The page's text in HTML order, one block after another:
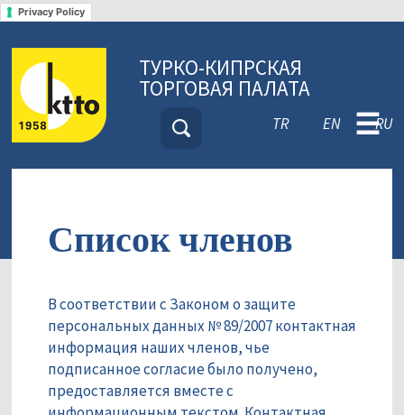
Privacy Policy
ТУРКО-КИПРСКАЯ
ТОРГОВАЯ ПАЛАТА
TR EN RU
☰
Список членов
В соответствии с Законом о защите
персональных данных № 89/2007 контактная
информация наших членов, чье
подписанное согласие было получено,
предоставляется вместе с